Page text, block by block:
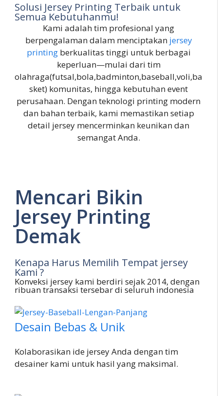
Solusi Jersey Printing Terbaik untuk
Semua Kebutuhanmu!
Kami adalah tim profesional yang
berpengalaman dalam menciptakan jersey
printingberkualitas tinggi untuk berbagai
keperluan—mulai dari tim
olahraga(futsal,bola,badminton,baseball,voli,ba
sket) komunitas, hingga kebutuhan event
perusahaan. Dengan teknologi printing modern
dan bahan terbaik, kami memastikan setiap
detail jersey mencerminkan keunikan dan
semangat Anda.
Mencari Bikin
Jersey Printing
Demak
Kenapa Harus Memilih Tempat jersey
Kami ?
Konveksi jersey kami berdiri sejak 2014, dengan
ribuan transaksi tersebar di seluruh indonesia
Desain Bebas & Unik
Kolaborasikan ide jersey Anda dengan tim
desainer kami untuk hasil yang maksimal.